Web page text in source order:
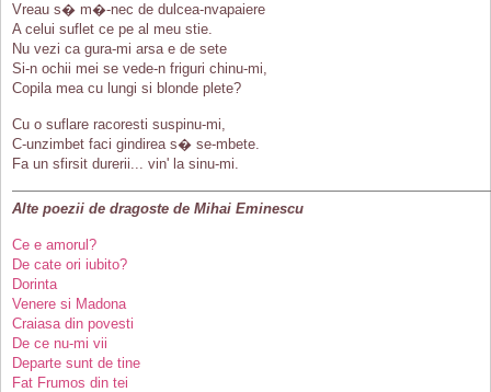
Vreau s� m�-nec de dulcea-nvapaiere
A celui suflet ce pe al meu stie.
Nu vezi ca gura-mi arsa e de sete
Si-n ochii mei se vede-n friguri chinu-mi,
Copila mea cu lungi si blonde plete?
Cu o suflare racoresti suspinu-mi,
C-unzimbet faci gindirea s� se-mbete.
Fa un sfirsit durerii... vin' la sinu-mi.
Alte poezii de dragoste de Mihai Eminescu
Ce e amorul?
De cate ori iubito?
Dorinta
Venere si Madona
Craiasa din povesti
De ce nu-mi vii
Departe sunt de tine
Fat Frumos din tei